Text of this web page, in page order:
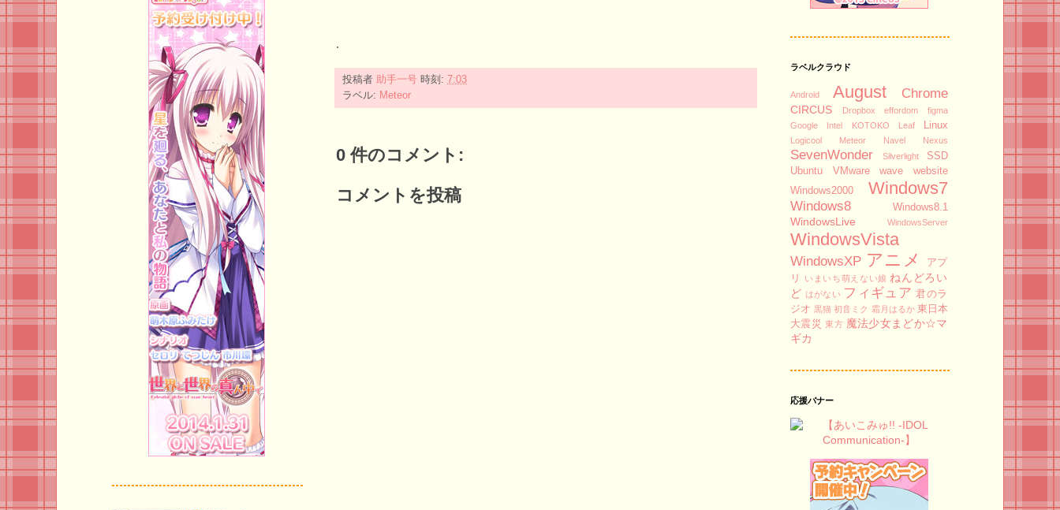
.
投稿者 助手一号 時刻: 7:03
ラベル: Meteor
0 件のコメント:
コメントを投稿
ラベルクラウド
Android August Chrome
CIRCUS Dropbox effordom
figma
Google
Intel KOTOKO Leaf Linux
Logicool Meteor Navel Nexus
SevenWonder Silverlight
SSD
Ubuntu
VMware wave
website
Windows2000
Windows7
Windows8 Windows8.1
WindowsLive WindowsServer
WindowsVista
WindowsXP アニメ
アプ
リ
いまいち萌えない娘 ねんどろい
ど はがない フィギュア 君のラ
ジオ 黒猫 初音ミク 霜月はるか 東日本
大震災 東方 魔法少女まどか☆マ
ギカ
応援バナー